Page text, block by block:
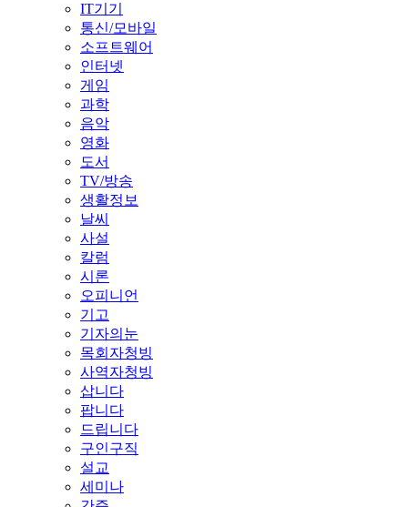
IT기기
통신/모바일
소프트웨어
인터넷
게임
과학
음악
영화
도서
TV/방송
생활정보
날씨
사설
칼럼
시론
오피니언
기고
기자의눈
목회자청빙
사역자청빙
삽니다
팝니다
드립니다
구인구직
설교
세미나